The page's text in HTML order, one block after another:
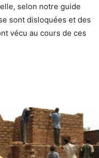
selon notre guide
sont disloquées et des
vécu au cours de ces